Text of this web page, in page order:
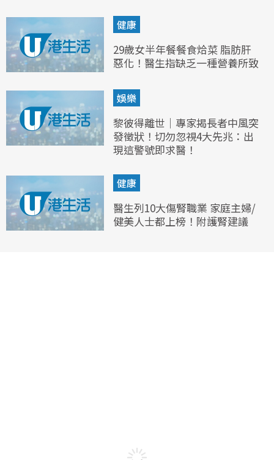
健康
29歲女半年餐餐食烚菜 脂肪肝
惡化！醫生指缺乏一種營養所致
娛樂
黎彼得離世｜專家揭長者中風突
發徵狀！切勿忽視4大先兆：出
現這警號即求醫！
健康
醫生列10大傷腎職業 家庭主婦/
健美人士都上榜！附護腎建議